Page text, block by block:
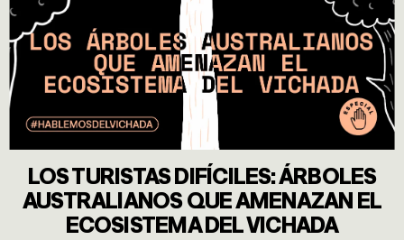
LOS TURISTAS DIFÍCILES: ÁRBOLES
AUSTRALIANOS QUE AMENAZAN EL
ECOSISTEMA DEL VICHADA